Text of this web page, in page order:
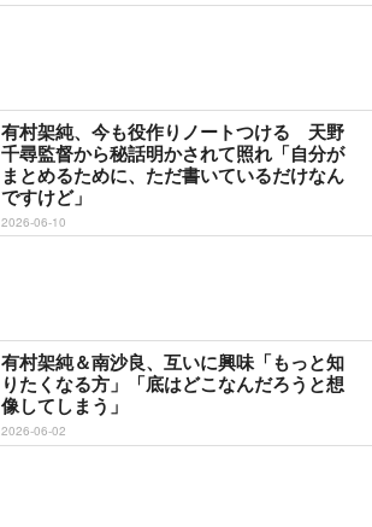
有村架純、今も役作りノートつける 天野
千尋監督から秘話明かされて照れ「自分が
まとめるために、ただ書いているだけなん
ですけど」
2026-06-10
有村架純＆南沙良、互いに興味「もっと知
りたくなる方」「底はどこなんだろうと想
像してしまう」
2026-06-02